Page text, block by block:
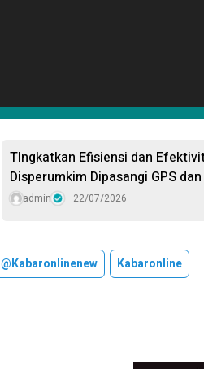
TIngkatkan Efisiensi dan
Disperumkim Dipasangi GPS
admin 22/07/2026
@kabaronlinenew Kabaronline